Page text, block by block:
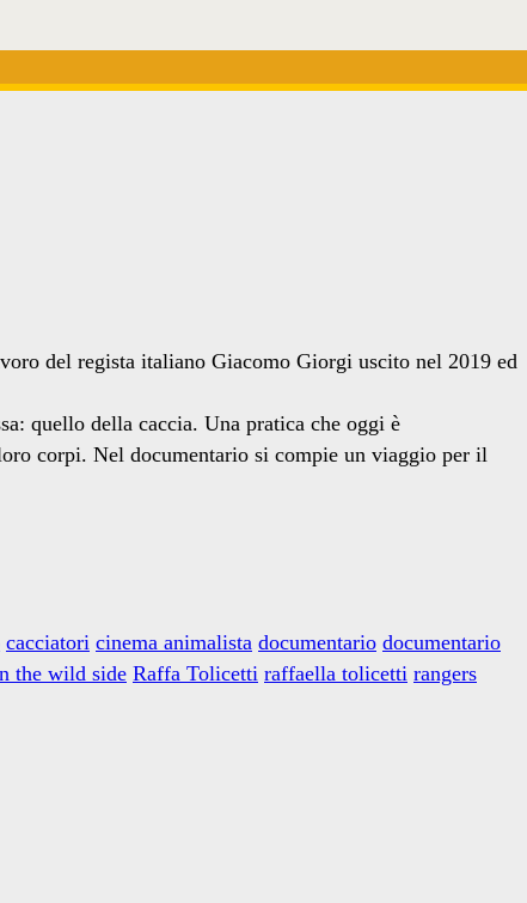
del regista italiano Giacomo Giorgi uscito nel 2019 ed
quello della caccia. Una pratica che oggi è
corpi. Nel documentario si compie un viaggio per il
cacciatori cinema animalista documentario documentario
the wild side Raffa Tolicetti raffaella tolicetti rangers